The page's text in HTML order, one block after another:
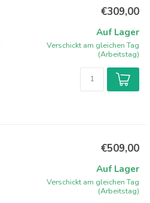
€309,00
Auf Lager
Verschickt am gleichen Tag
(Arbeitstag)
€509,00
Auf Lager
Verschickt am gleichen Tag
(Arbeitstag)